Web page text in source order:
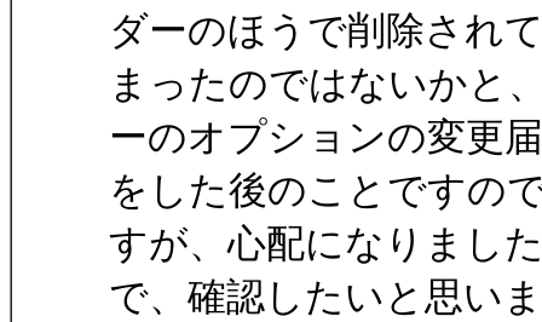
ダーのほうで削除され
まったのではないかと
ーのオプションの変更
をした後のことですの
すが、心配になりまし
で、確認したいと思い